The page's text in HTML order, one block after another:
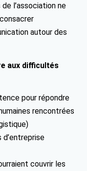
l’association ne
autour des
aux difficultés
pour répondre
rencontrées
couvrir les